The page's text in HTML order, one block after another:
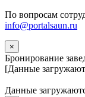
По вопросам
info@portalsaun.ru
×
Бронирование
[Данные
Данные